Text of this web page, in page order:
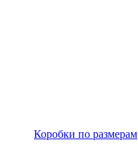
Коробки по размерам